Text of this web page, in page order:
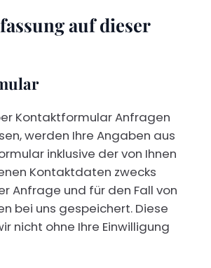
auf dieser
Kontaktformular Anfragen
werden Ihre Angaben aus
inklusive der von Ihnen
Kontaktdaten zwecks
Anfrage und für den Fall von
bei uns gespeichert. Diese
nicht ohne Ihre Einwilligung